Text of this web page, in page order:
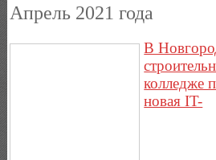
Апрель 2021 года
В
колледже
новая IT-